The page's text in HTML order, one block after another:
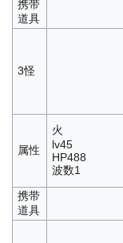
携带
道具
3怪
属性
火
lv45
HP488
波数1
携带
道具